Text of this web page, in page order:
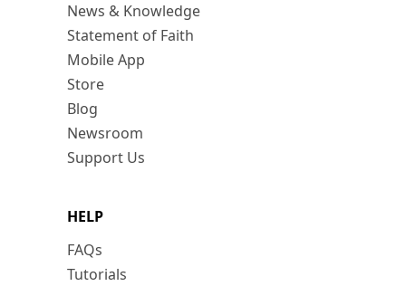
News & Knowledge
Statement of Faith
Mobile App
Store
Blog
Newsroom
Support Us
HELP
FAQs
Tutorials